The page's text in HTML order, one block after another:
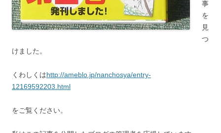
事
を
見
つ
けました。
くわしくはhttp://ameblo.jp/nanchosya/entry-
12169592203.html
をご覧ください。